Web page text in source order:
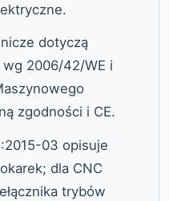
dotyczą
wg 2006/42/WE i
zgodności i CE.
03 opisuje
dla CNC
trybów